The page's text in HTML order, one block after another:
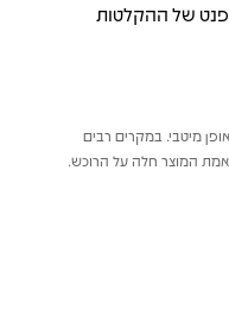
של ההקלטות
מיטבי. במקרים רבים
המוצר חלה על הרוכש.